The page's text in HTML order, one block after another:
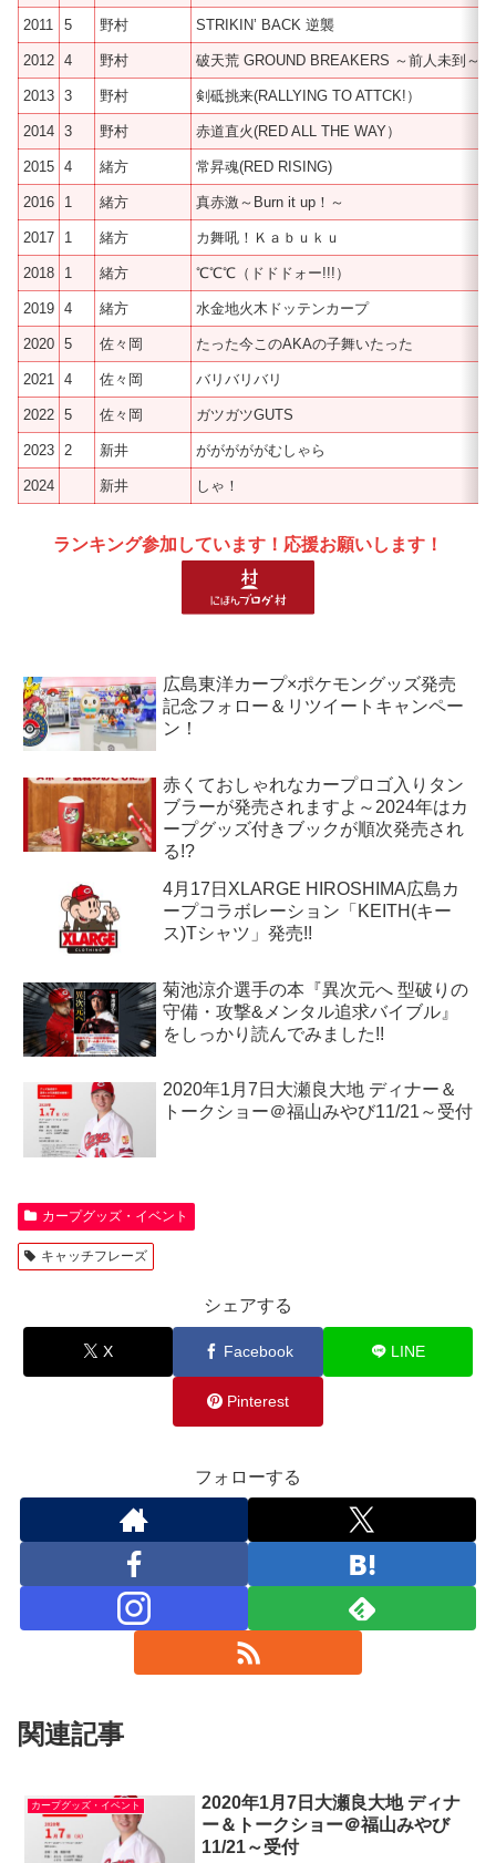
2011 5 野村 STRIKIN’ BACK 逆襲
2012 4 野村 破天荒 GROUND BREAKERS ～前人未到～
2013 3 野村 剣砥挑来(RALLYING TO ATTCK!）
2014 3 野村 赤道直火(RED ALL THE WAY）
2015 4 緒方 常昇魂(RED RISING)
2016 1 緒方 真赤激～Burn it up！～
2017 1 緒方 カ舞吼！Ｋａｂｕｋｕ
2018 1 緒方 ℃℃℃（ドドドォー!!!）
2019 4 緒方 水金地火木ドッテンカープ
2020 5 佐々岡 たった今このAKAの子舞いたった
2021 4 佐々岡 バリバリバリ
2022 5 佐々岡 ガツガツGUTS
2023 2 新井 がががががむしゃら
2024 新井 しゃ！
ランキング参加しています！応援お願いします！
広島東洋カープ×ポケモングッズ発売
記念フォロー＆リツイートキャンペー
ン！
赤くておしゃれなカープロゴ入りタン
ブラーが発売されますよ～2024年はカ
ープグッズ付きブックが順次発売され
る!?
4月17日XLARGE HIROSHIMA広島カ
ープコラボレーション「KEITH(キー
ス)Tシャツ」発売!!
菊池涼介選手の本『異次元へ 型破りの
守備・攻撃&メンタル追求バイブル』
をしっかり読んでみました!!
2020年1月7日大瀬良大地 ディナー＆
トークショー＠福山みやび11/21～受付
カープグッズ・イベント
キャッチフレーズ
シェアする
X Facebook LINE
Pinterest
フォローする
関連記事
カープグッズ・イベント
2020年1月7日大瀬良大地 ディナ
ー＆トークショー＠福山みやび
11/21～受付